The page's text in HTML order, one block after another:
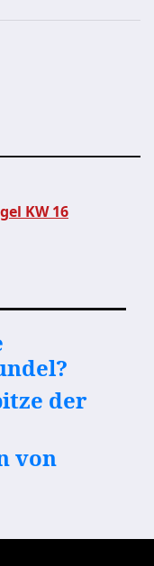
KW 16
der
von